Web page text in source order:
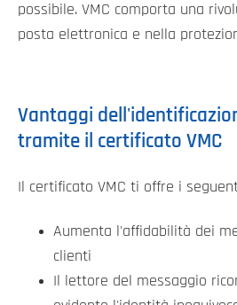
possibile. VMC comporta una
posta elettronica e nella
Vantaggi
tramite il certificato VMC
Il certificato VMC ti offre i
Aumenta l'affidabilità dei
clienti
Il lettore del messaggio